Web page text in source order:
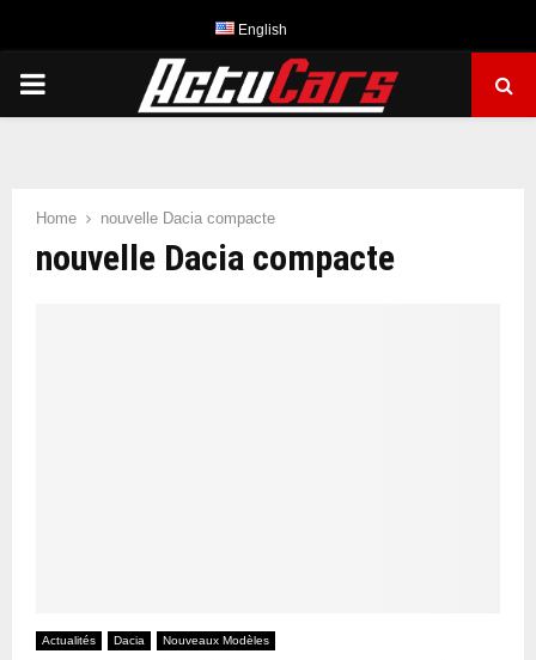
English
PRIMARY
Home nouvelle Dacia compacte
nouvelle Dacia compacte
Actualités Dacia Nouveaux Modèles